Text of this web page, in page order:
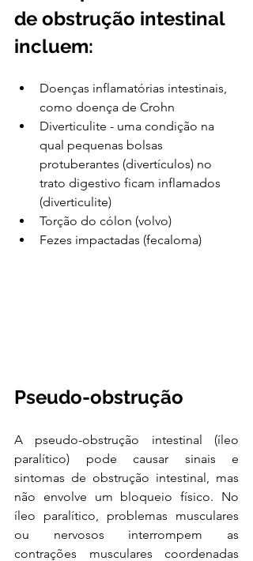
de obstrução intestinal
incluem:
Doenças inflamatórias intestinais,
como doença de Crohn
Diverticulite - uma condição na
qual pequenas bolsas
protuberantes (divertículos) no
trato digestivo ficam inflamados
(diverticulite)
Torção do cólon (volvo)
Fezes impactadas (fecaloma)
Pseudo-obstrução
A pseudo-obstrução intestinal (íleo
paralítico) pode causar sinais e
sintomas de obstrução intestinal, mas
não envolve um bloqueio físico. No
íleo paralítico, problemas musculares
ou nervosos interrompem as
contrações musculares coordenadas